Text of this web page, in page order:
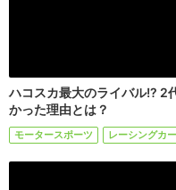
ハコスカ最大のライバル!? 2
かった理由とは？
モータースポーツ レーシングカー